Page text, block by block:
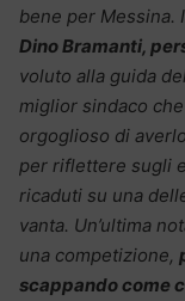
bene per Messina.
Dino Bramanti,
voluto alla guida
miglior sindaco
orgoglioso di
per riflettere sugli
ricaduti su una
vanta. Un’ultima
una competizione,
scappando come